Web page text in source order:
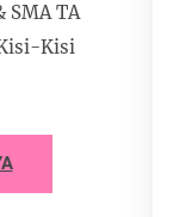
SMA TA
Kisi